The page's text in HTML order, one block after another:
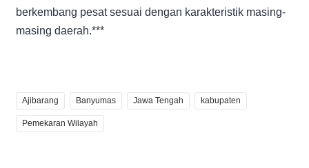
berkembang pesat sesuai dengan karakteristik masing-
masing daerah.***
Ajibarang Banyumas Jawa Tengah kabupaten
Pemekaran Wilayah